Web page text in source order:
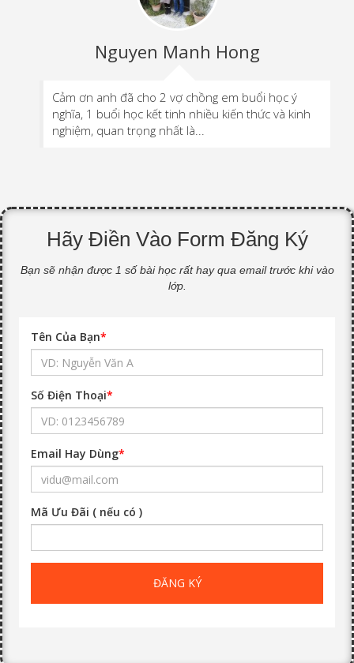
Nguyen Manh Hong
Cảm ơn anh đã cho 2 vợ chồng em buổi học ý
nghĩa, 1 buổi học kết tinh nhiều kiến thức và kinh
nghiệm, quan trọng nhất là...
Hãy Điền Vào Form Đăng Ký
Bạn sẽ nhận được 1 số bài học rất hay qua email trước khi vào
lớp.
Tên Của Bạn*
Số Điện Thoại*
Email Hay Dùng*
Mã Ưu Đãi ( nếu có )
ĐĂNG KÝ